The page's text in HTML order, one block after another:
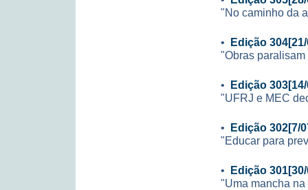
"No caminho da
• Edição
"Obras
• Edição
"UFRJ e MEC
• Edição 302[7/
"Educar para
• Edição
"Uma mancha